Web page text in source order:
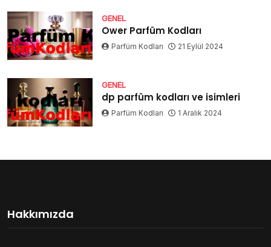
GENEL
Ower Parfüm Kodları
Parfüm Kodları 21 Eylül 2024
GENEL
dp parfüm kodları ve isimleri
Parfüm Kodları 1 Aralık 2024
Hakkımızda